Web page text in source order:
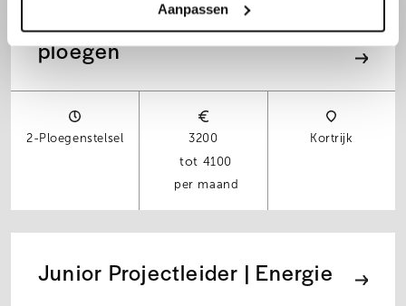
Aanpassen
Teamleader logistiek 2
ploegen
2-Ploegenstelsel
3200
4100
per maand
Kortrijk
Junior Projectleider | Energie